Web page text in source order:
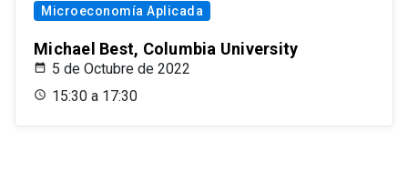
Microeconomía Aplicada
Michael Best, Columbia University
5 de Octubre de 2022
15:30 a 17:30